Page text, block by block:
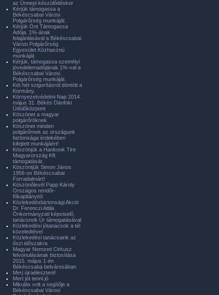
az Ünnepi készülődéskor
Kérjük támogassa a
Békéscsabai Városi
Polgárőrség munkáját.
Kérjük Önt Támogassa
Adója. 1%-ának
felajánlásával a Békéscsabai
Városi Polgárőrség
Egyesület Közhasznú
munkáját.
Kérjük, támogassa személyi
jövedelemadójának 1%-val a
Békéscsabai Városi
Polgárőrség munkáját.
Két hét szigorításról döntött a
Kormány.
Környezetvédelmi Nap 2014.
május 31. Békés Dánfoki
Üdülőközpont
Köszönet a magyar
polgárőröknek
Köszönet minden
polgárőrnek az országunk
biztonsága érdekében
kifejtett munkájáért!
Köszönjük a Hankook Tire
Magyarország Kft.
támogatását.
Köszöntjük Simon János
1956-os Békéscsabai
Forradalmárt!
Köszönőlevél Papp Károly
Országos rendőr-
főkapitánytól
Közlekedésbiztonsági Akció
Dr. Ferenczi Attila
Önkormányzati képviselő,
tanácsnok Úr támogatásával
Közlekedési jótanácsok a tél
közeledtével
Közlekedési tanácsaink az
őszi időszakra
Magyar Nemzeti Cirkusz
felvonulásának biztosítása
2015. május 1-én
Békéscsaba belvárosában
Merj újraéleszteni!
Mert jót tenni jó
Mikulás volt a segítője a
Békéscsabai Városi